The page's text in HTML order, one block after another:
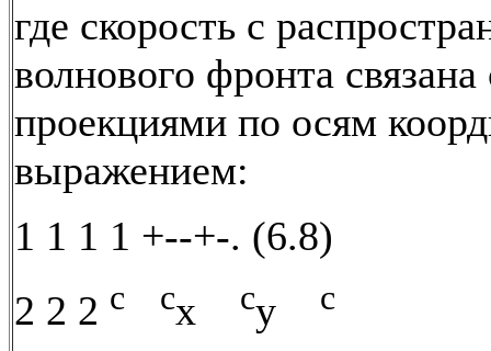
где скорость с
волнового фронта связана
проекциями по осям
выражением:
1 1 1 1 +--+-. (6.8)
2 2 2 с сх су с